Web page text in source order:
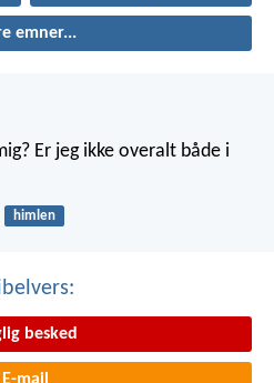
emner...
Er jeg ikke overalt både i
himlen
besked